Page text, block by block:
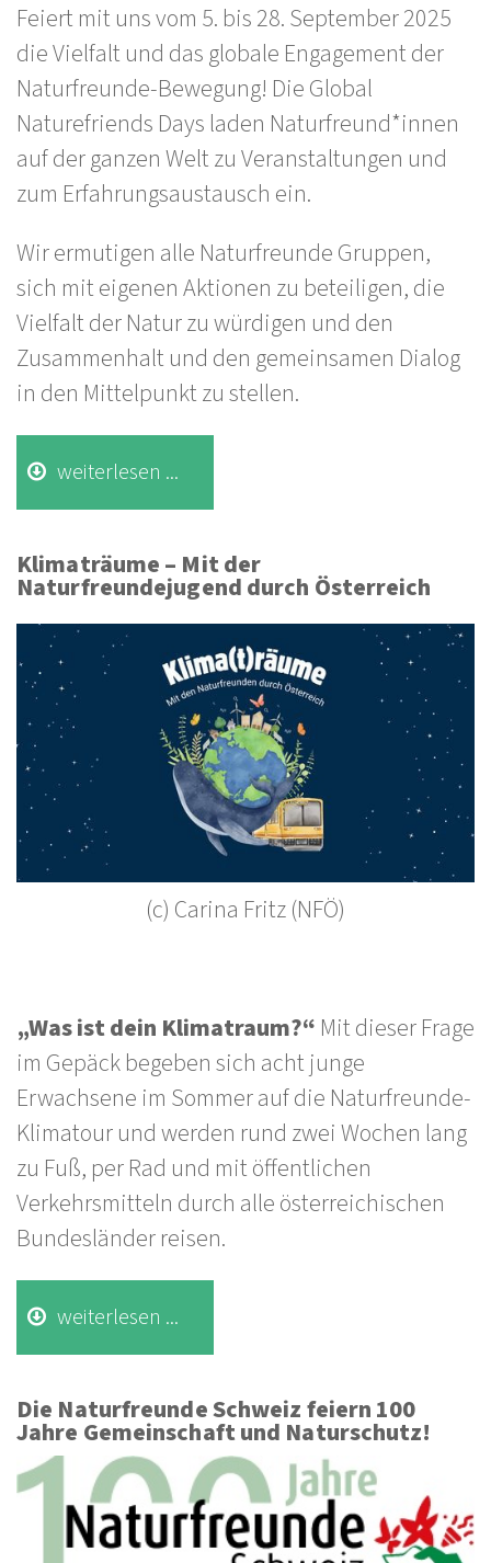
Feiert mit uns vom 5. bis 28. September 2025
die Vielfalt und das globale Engagement der
Naturfreunde-Bewegung! Die Global
Naturefriends Days laden Naturfreund*innen
auf der ganzen Welt zu Veranstaltungen und
zum Erfahrungsaustausch ein.
Wir ermutigen alle Naturfreunde Gruppen,
sich mit eigenen Aktionen zu beteiligen, die
Vielfalt der Natur zu würdigen und den
Zusammenhalt und den gemeinsamen Dialog
in den Mittelpunkt zu stellen.
weiterlesen ...
Klimaträume – Mit der
Naturfreundejugend durch Österreich
(c) Carina Fritz (NFÖ)
„Was ist dein Klimatraum?“ Mit dieser Frage
im Gepäck begeben sich acht junge
Erwachsene im Sommer auf die Naturfreunde-
Klimatour und werden rund zwei Wochen lang
zu Fuß, per Rad und mit öffentlichen
Verkehrsmitteln durch alle österreichischen
Bundesländer reisen.
weiterlesen ...
Die Naturfreunde Schweiz feiern 100
Jahre Gemeinschaft und Naturschutz!